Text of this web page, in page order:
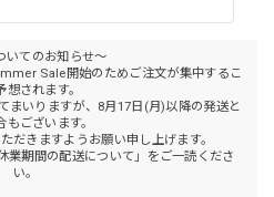
いてのお知らせ～
Sale開始のためご注文が集中するこ
想されます。
まいりますが、8月17日(月)以降の発送と
もございます。
だきますようお願い申し上げます。
業期間の配送について」をご一読くださ
い。